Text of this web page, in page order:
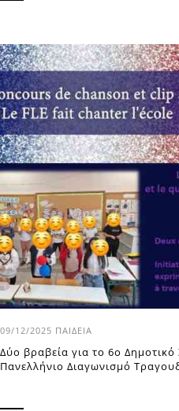
09/12/2025 ΠΑΙΔΕΊΑ
Δύο βραβεία για το 6o Δημοτικό
Πανελλήνιο Διαγωνισμό